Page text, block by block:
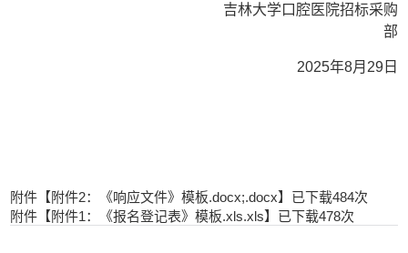
吉林大学口腔医院招标采购
部
2025年8月 29日
附件【附件2：《响应文件》模板.docx;.docx】已下载484次
附件【附件1：《报名登记表》模板.xls.xls】已下载478次